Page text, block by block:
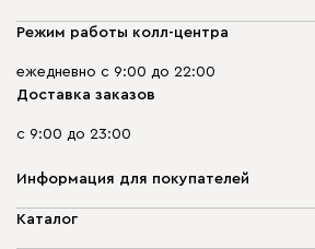
Режим работы колл-центра
ежедневно с 9:00 до 22:00
Доставка заказов
с 9:00 до 23:00
Информация для покупателей
О компании
Каталог